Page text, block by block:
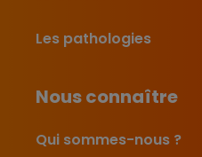
Les pathologies
Nous connaître
Qui sommes-nous ?